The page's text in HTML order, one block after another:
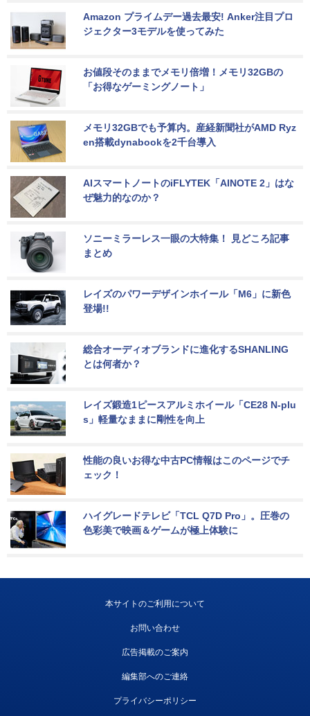
Amazon プライムデー過去最安! Anker注目プロ
ジェクター3モデルを使ってみた
お値段そのままでメモリ倍増！メモリ32GBの
「お得なゲーミングノート」
メモリ32GBでも予算内。産経新聞社がAMD Ryz
en搭載dynabookを2千台導入
AIスマートノートのiFLYTEK「AINOTE 2」はな
ぜ魅力的なのか？
ソニーミラーレス一眼の大特集！ 見どころ記事
まとめ
レイズのパワーデザインホイール「M6」に新色
登場!!
総合オーディオブランドに進化するSHANLING
とは何者か？
レイズ鍛造1ピースアルミホイール「CE28 N-plu
s」軽量なままに剛性を向上
性能の良いお得な中古PC情報はこのページでチ
ェック！
ハイグレードテレビ「TCL Q7D Pro」。圧巻の
色彩美で映画＆ゲームが極上体験に
本サイトのご利用について
お問い合わせ
広告掲載のご案内
編集部へのご連絡
プライバシーポリシー